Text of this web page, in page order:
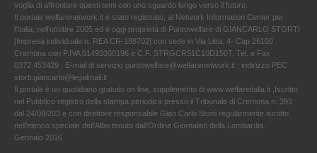
voglia di affrontare questi temi con uno sguardo lungo verso il futuro.
Il portale welfarenetwork.it è stato registrato, al Network Information Center per
l'Italia, nell’ottobre 2005 ed è oggi proprietà di Puntowelfare di GIANCARLO STORTI
[Impresa individuale n. REA CR-188702] con sede in Via Litta, 4- Cap 26100
Cremona con P.IVA 01493300196 e C.F. STRGCR51C10D150T. Tel. e Fax
0372.453429 . E-mail di servizio puntowelfare@welfarenetwork.it ; indirizzo PEC
storti.giancarlo@legalmail.it
Il portale è un quotidiano gratuito on line, supplemento di www.welfareitalia.it ,Iscritto
nel Pubblico registro della stampa periodica presso il Tribunale di Cremona n. 393
dal 24/09/203 e con direttore responsabile Gian Carlo Storti regolarmente iscritto
nell’elenco speciale dell’Albo tenuto dall’Ordine Giornalisti della Lombardia.
Gennaio 2016